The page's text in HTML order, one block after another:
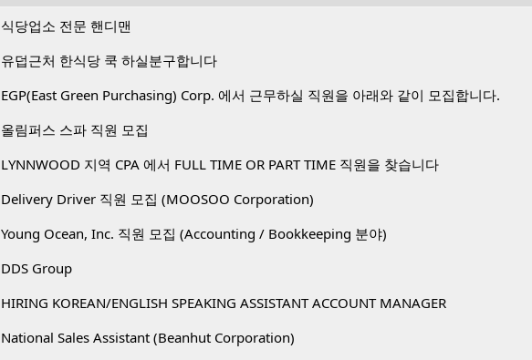
식당업소 전문 핸디맨
유덥근처 한식당 쿡 하실분구합니다
EGP(East Green Purchasing) Corp. 에서 근무하실 직원을 아래와 같이 모집합니다.
올림퍼스 스파 직원 모집
LYNNWOOD 지역 CPA 에서 FULL TIME OR PART TIME 직원을 찾습니다
Delivery Driver 직원 모집 (MOOSOO Corporation)
Young Ocean, Inc. 직원 모집 (Accounting / Bookkeeping 분야)
DDS Group
HIRING KOREAN/ENGLISH SPEAKING ASSISTANT ACCOUNT MANAGER
National Sales Assistant (Beanhut Corporation)